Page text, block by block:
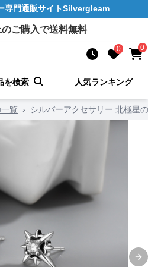
専門通販サイトSilvergleam
ご購入で送料無料
0 0
を検索 人気ランキング
覧 › シルバーアクセサリー 北極星